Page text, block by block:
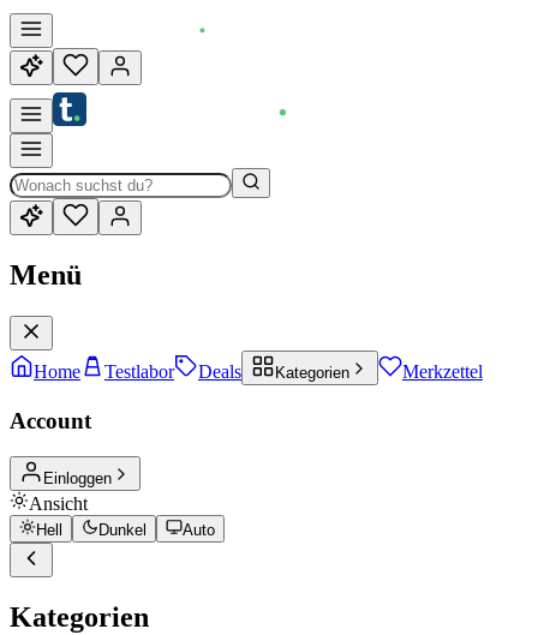
Menü
Home Testlabor Deals Kategorien Merkzettel
Account
Einloggen
Ansicht
Hell Dunkel Auto
Kategorien